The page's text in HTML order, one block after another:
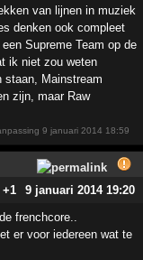
van lijnen in muziek
denken ook compleet
Supreme Team op de
ik niet zou weten
staan, Mainstream
zijn, maar Raw
9 januari 2014 18:59
+1
9 januari 2014 19:20
frenchcore..
er voor iedereen wat te